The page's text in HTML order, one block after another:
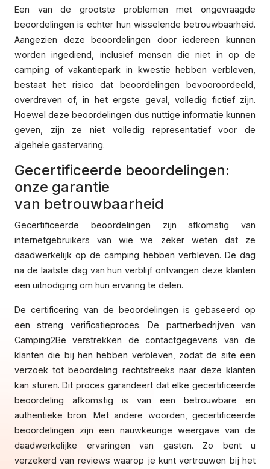
Een van de grootste problemen met ongevraagde
beoordelingen is echter hun wisselende betrouwbaarheid.
Aangezien deze beoordelingen door iedereen kunnen
worden ingediend, inclusief mensen die niet in op de
camping of vakantiepark in kwestie hebben verbleven,
bestaat het risico dat beoordelingen bevooroordeeld,
overdreven of, in het ergste geval, volledig fictief zijn.
Hoewel deze beoordelingen dus nuttige informatie kunnen
geven, zijn ze niet volledig representatief voor de
algehele gastervaring.
Gecertificeerde beoordelingen:
onze garantie
van betrouwbaarheid
Gecertificeerde beoordelingen zijn afkomstig van
internetgebruikers van wie we zeker weten dat ze
daadwerkelijk op de camping hebben verbleven. De dag
na de laatste dag van hun verblijf ontvangen deze klanten
een uitnodiging om hun ervaring te delen.
De certificering van de beoordelingen is gebaseerd op
een streng verificatieproces. De partnerbedrijven van
Camping2Be verstrekken de contactgegevens van de
klanten die bij hen hebben verbleven, zodat de site een
verzoek tot beoordeling rechtstreeks naar deze klanten
kan sturen. Dit proces garandeert dat elke gecertificeerde
beoordeling afkomstig is van een betrouwbare en
authentieke bron. Met andere woorden, gecertificeerde
beoordelingen zijn een nauwkeurige weergave van de
daadwerkelijke ervaringen van gasten. Zo bent u
verzekerd van reviews waarop je kunt vertrouwen bij het